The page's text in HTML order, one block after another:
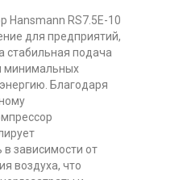
Hansmann RS7.5E-10
для предприятий,
стабильная подача
минимальных
Благодаря
в зависимости от
воздуха, что